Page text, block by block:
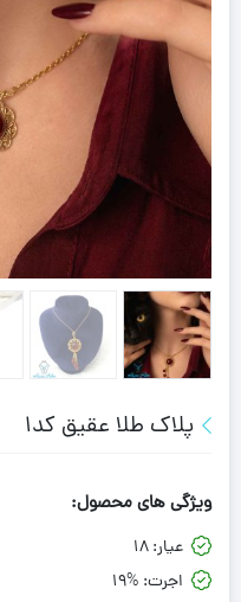
پلاک طلا عقیق کد1
ویژگی های محصول:
عیار:18
اجرت: 19%